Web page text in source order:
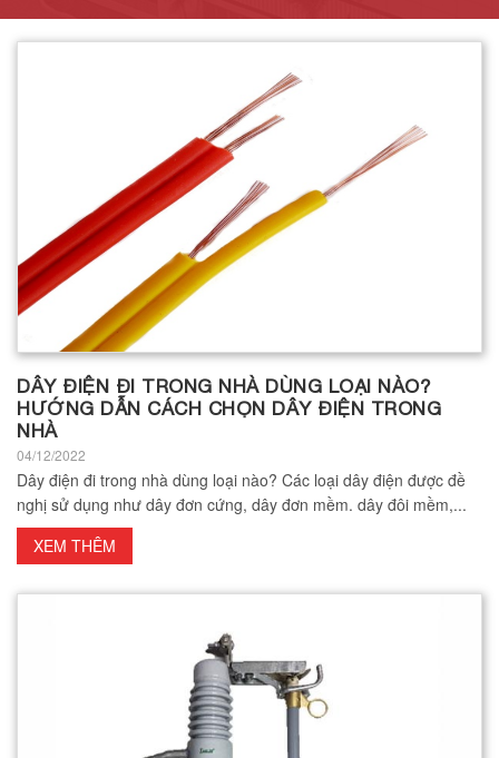
DÂY ĐIỆN ĐI TRONG NHÀ DÙNG LOẠI NÀO?
HƯỚNG DẪN CÁCH CHỌN DÂY ĐIỆN TRONG
NHÀ
04/12/2022
Dây điện đi trong nhà dùng loại nào? Các loại dây điện được đề
nghị sử dụng như dây đơn cứng, dây đơn mềm. dây đôi mềm,...
XEM THÊM